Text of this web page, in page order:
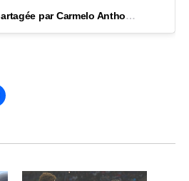
Une publication partagée par Carmelo Anthony (@carmeloanthony) le